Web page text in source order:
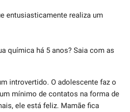
entusiasticamente realiza um
química há 5 anos? Saia com as
introvertido. O adolescente faz o
mínimo de contatos na forma de
ele está feliz. Mamãe fica